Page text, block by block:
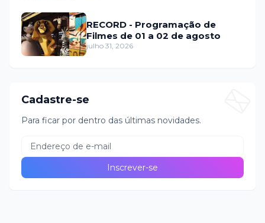
RECORD - Programação de
Filmes de 01 a 02 de agosto
julho 31, 2026
Cadastre-se
Para ficar por dentro das últimas novidades.